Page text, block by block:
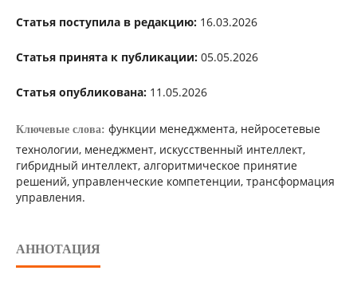
Статья поступила в редакцию:16.03.2026
Статья принята к публикации:05.05.2026
Статья опубликована:11.05.2026
Ключевые слова: функции менеджмента, нейросетевые
технологии, менеджмент, искусственный интеллект,
гибридный интеллект, алгоритмическое принятие
решений, управленческие компетенции, трансформация
управления.
АННОТАЦИЯ